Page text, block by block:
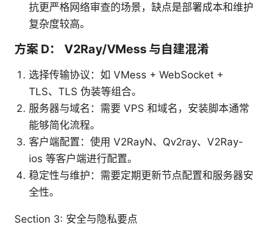
抗更严格网络审查的场景，缺点是部署成本和维护
复杂度较高。
方案 D： V2Ray/VMess 与自建混淆
选择传输协议：如 VMess + WebSocket +
TLS、TLS 伪装等组合。
服务器与域名：需要 VPS 和域名，安装脚本通常
能够简化流程。
客户端配置：使用 V2RayN、Qv2ray、V2Ray-
ios 等客户端进行配置。
稳定性与维护：需要定期更新节点配置和服务器安
全性。
Section 3: 安全与隐私要点